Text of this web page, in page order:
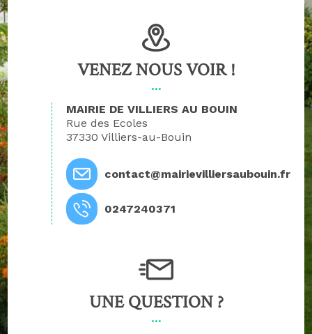
VENEZ NOUS VOIR !
MAIRIE DE VILLIERS AU BOUIN
Rue des Ecoles
37330 Villiers-au-Bouin
contact@mairievilliersaubouin.fr
0247240371
UNE QUESTION ?